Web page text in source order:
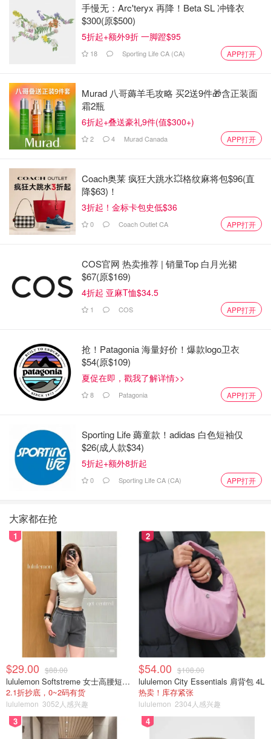
手慢无：Arc'teryx 再降！Beta SL 冲锋衣
$300(原$500)
5折起+额外9折 一脚蹬$95
18 Sporting Life CA (CA) APP打开
Murad 八哥薅羊毛攻略 买2送9件🎁含正装面
霜2瓶
6折起+叠送豪礼9件(值$300+)
2 4 Murad Canada APP打开
Coach奥莱 疯狂大跳水💥格纹麻将包$96(直
降$63)！
3折起！金标卡包史低$36
0 Coach Outlet CA APP打开
COS官网 热卖推荐 | 销量Top 白月光裙
$67(原$169)
4折起 亚麻T恤$34.5
1 COS APP打开
抢！Patagonia 海量好价！爆款logo卫衣
$54(原$109)
夏促在即，戳我了解详情>>
8 Patagonia APP打开
Sporting Life 薅童款！adidas 白色短袖仅
$26(成人款$34)
5折起+额外8折起
0 Sporting Life CA (CA) APP打开
大家都在抢
1
$29.00 $88.00
lululemon Softstreme 女士高腰短裤 10cm
2.1折抄底，0~2码有货
lululemon 3052人感兴趣
2
$54.00 $108.00
lululemon City Essentials 肩背包 4L
热卖！库存紧张
lululemon 2304人感兴趣
3 4